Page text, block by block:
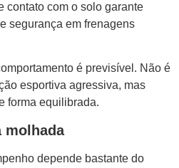
contato com o solo garante
segurança em frenagens
é previsível. Não é
esportiva agressiva, mas
forma equilibrada.
molhada
depende bastante do